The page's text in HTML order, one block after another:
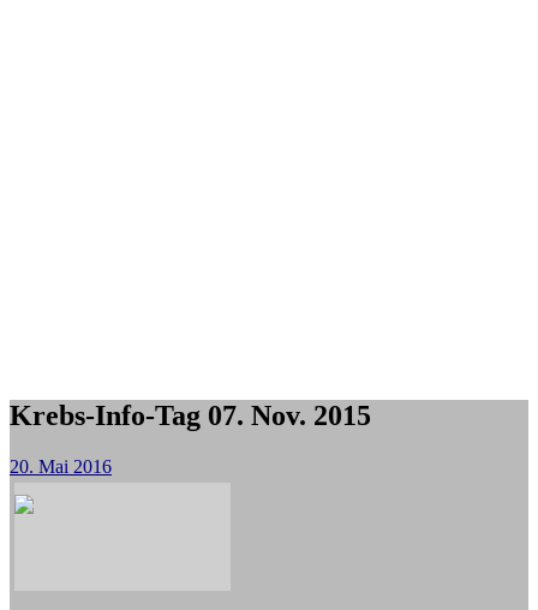
Krebs-Info-Tag 07. Nov. 2015
20. Mai 2016